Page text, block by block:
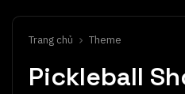
Trang chủ Theme
Pickleball